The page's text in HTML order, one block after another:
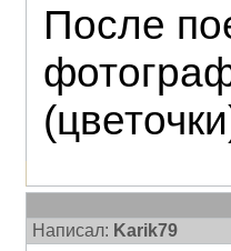
После
Написал: Karik79